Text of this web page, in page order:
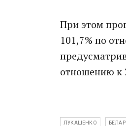
При этом
101,7% по
отношению к
ЛУКАШЕНКО